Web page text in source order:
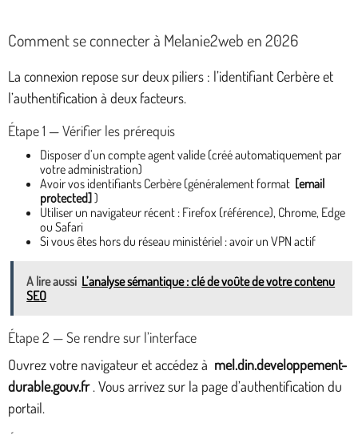
Comment se connecter à Melanie2web en 2026
La connexion repose sur deux piliers : l’identifiant Cerbère et
l’authentification à deux facteurs.
Étape 1 — Vérifier les prérequis
Disposer d’un compte agent valide (créé automatiquement par
votre administration)
Avoir vos identifiants Cerbère (généralement format [email
protected])
Utiliser un navigateur récent : Firefox (référence), Chrome, Edge
ou Safari
Si vous êtes hors du réseau ministériel : avoir un VPN actif
A lire aussi L’analyse sémantique : clé de voûte de votre contenu
SEO
Étape 2 — Se rendre sur l’interface
Ouvrez votre navigateur et accédez à mel.din.developpement-
durable.gouv.fr . Vous arrivez sur la page d’authentification du
portail.